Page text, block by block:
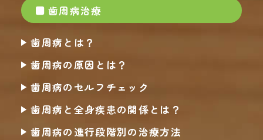
歯周病治療
歯周病とは？
歯周病の原因とは？
歯周病のセルフチェック
歯周病と全身疾患の関係とは？
歯周病の進行段階別の治療方法